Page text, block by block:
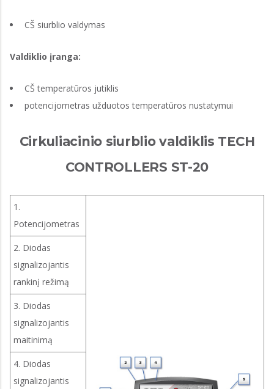
CŠ siurblio valdymas
Valdiklio įranga:
CŠ temperatūros jutiklis
potencijometras užduotos temperatūros nustatymui
Cirkuliacinio siurblio valdiklis TECH
CONTROLLERS ST-20
1.
Potencijometras
2. Diodas
signalizojantis
rankinį režimą
3. Diodas
signalizojantis
maitinimą
4. Diodas
signalizojantis